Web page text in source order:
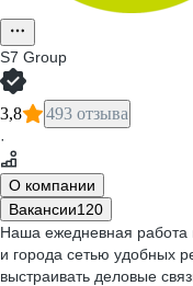
S7 Group
3,8 493 отзыва
·
О компании
Вакансии120
Наша ежедневная работа
и города сетью удобных
выстраивать деловые